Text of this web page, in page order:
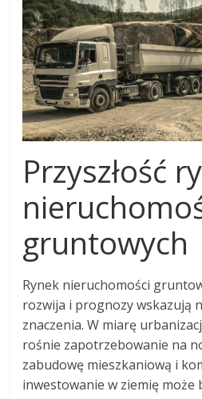
Przyszłość
gruntowych
Rynek nieruchomości
rozwija i prognozy wskazują
znaczenia. W miarę
rośnie zapotrzebowanie na
zabudowę mieszkaniową i
inwestowanie w ziemię może